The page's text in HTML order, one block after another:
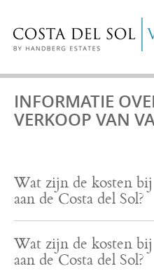
AANBOD COSTA DEL SOL
VERKOPEN
INFO
INFORMATIE
VERKOOP VAN
Wat zijn de kosten
aan de Costa del Sol?
Wat zijn de kosten
aan de Costa del Sol?